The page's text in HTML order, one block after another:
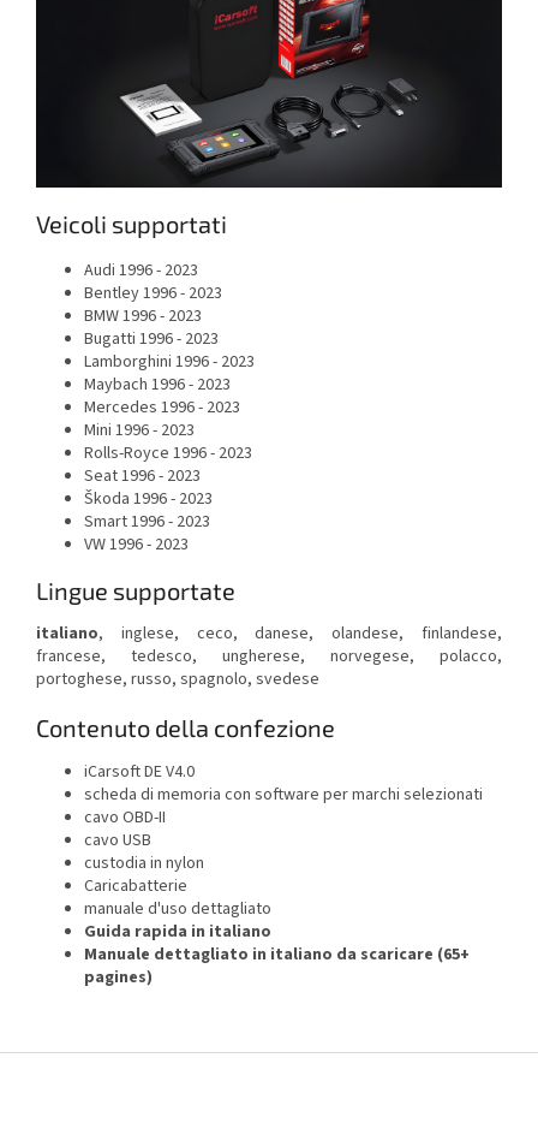
Veicoli supportati
Audi 1996 - 2023
Bentley 1996 - 2023
BMW 1996 - 2023
Bugatti 1996 - 2023
Lamborghini 1996 - 2023
Maybach 1996 - 2023
Mercedes 1996 - 2023
Mini 1996 - 2023
Rolls-Royce 1996 - 2023
Seat 1996 - 2023
Škoda 1996 - 2023
Smart 1996 - 2023
VW 1996 - 2023
Lingue supportate
italiano, inglese, ceco, danese, olandese, finlandese,
francese, tedesco, ungherese, norvegese, polacco,
portoghese, russo, spagnolo, svedese
Contenuto della confezione
iCarsoft DE V4.0
scheda di memoria con software per marchi selezionati
cavo OBD-II
cavo USB
custodia in nylon
Caricabatterie
manuale d'uso dettagliato
Guida rapida in italiano
Manuale dettagliato in italiano da scaricare (65+
pagines)